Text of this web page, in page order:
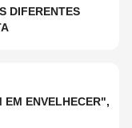
DIFERENTES
ENVELHECER",